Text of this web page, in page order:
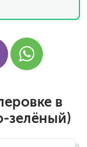
в
зелёный)